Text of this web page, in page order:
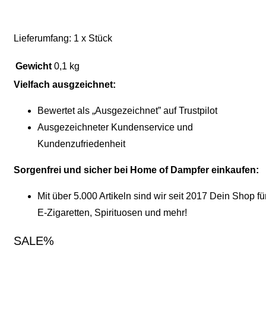
Lieferumfang: 1 x Stück
Gewicht 0,1 kg
Vielfach ausgzeichnet:
Bewertet als „Ausgezeichnet” auf Trustpilot
Ausgezeichneter Kundenservice und
Kundenzufriedenheit
Sorgenfrei und sicher bei Home of Dampfer einkaufen:
Mit über 5.000 Artikeln sind wir seit 2017 Dein Shop
E-Zigaretten, Spirituosen und mehr!
SALE%